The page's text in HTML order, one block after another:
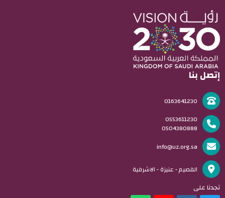
إتصل بنا
0163641230
0553611230
0504380888
info@uz.org.sa
القصيم - عنيزة - الاشرفية
تجدنا على